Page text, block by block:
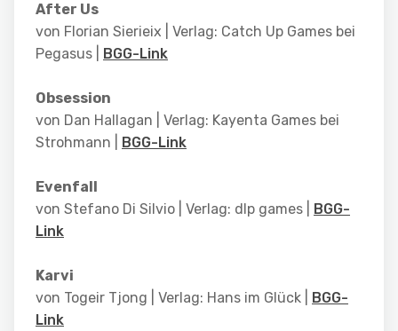
After Us
von Florian Sierieix | Verlag: Catch Up Games bei
Pegasus | BGG-Link
Obsession
von Dan Hallagan | Verlag: Kayenta Games bei
Strohmann
BGG-Link
Evenfall
von Stefano Di Silvio | Verlag: dlp games
BGG-
Link
Karvi
von Togeir Tjong | Verlag: Hans im Glück
BGG-
Link